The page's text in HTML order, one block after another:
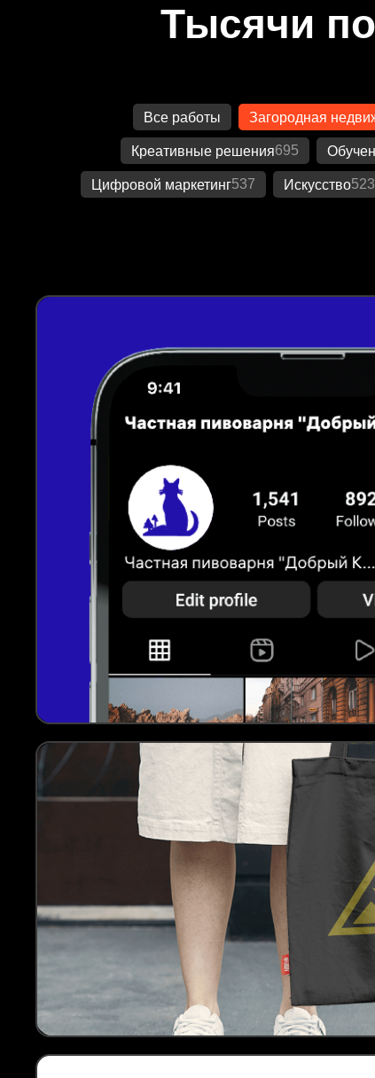
Тысячи
Все работы Загородная
Креативные решения695
Цифровой маркетинг537 Искусство523